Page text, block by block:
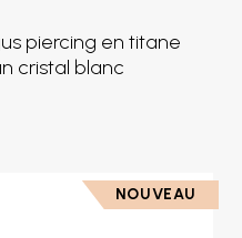
piercing en titane
cristal blanc
NOUVEAU